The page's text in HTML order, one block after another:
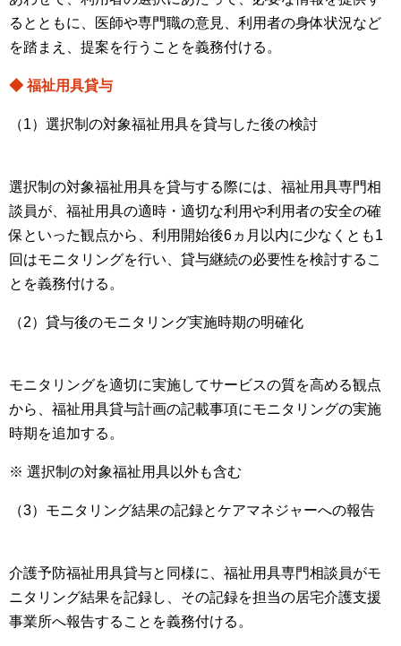
るとともに、医師や専門職の意見、利用者の身体状況など
を踏まえ、提案を行うことを義務付ける。
◆ 福祉用具貸与
（1）選択制の対象福祉用具を貸与した後の検討
選択制の対象福祉用具を貸与する際には、福祉用具専門相
談員が、福祉用具の適時・適切な利用や利用者の安全の確
保といった観点から、利用開始後6ヵ月以内に少なくとも1
回はモニタリングを行い、貸与継続の必要性を検討するこ
とを義務付ける。
（2）貸与後のモニタリング実施時期の明確化
モニタリングを適切に実施してサービスの質を高める観点
から、福祉用具貸与計画の記載事項にモニタリングの実施
時期を追加する。
※ 選択制の対象福祉用具以外も含む
（3）モニタリング結果の記録とケアマネジャーへの報告
介護予防福祉用具貸与と同様に、福祉用具専門相談員がモ
ニタリング結果を記録し、その記録を担当の居宅介護支援
事業所へ報告することを義務付ける。